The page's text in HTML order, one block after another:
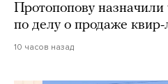
Протопопову назначили
по делу о продаже
10 часов назад